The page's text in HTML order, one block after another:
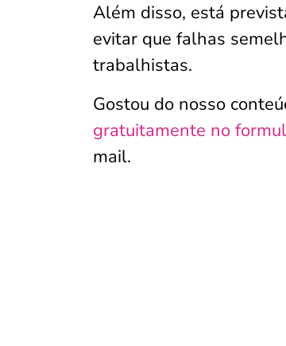
Além disso, está
evitar que falhas
trabalhistas.
Gostou do nosso
gratuitamente no
mail.